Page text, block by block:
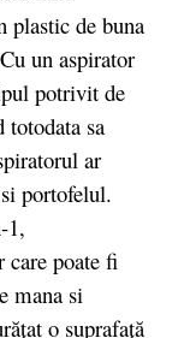
plastic de buna
un aspirator
potrivit de
totodata sa
ar
portofelul.
1,
care poate fi
mana si
o suprafaţă